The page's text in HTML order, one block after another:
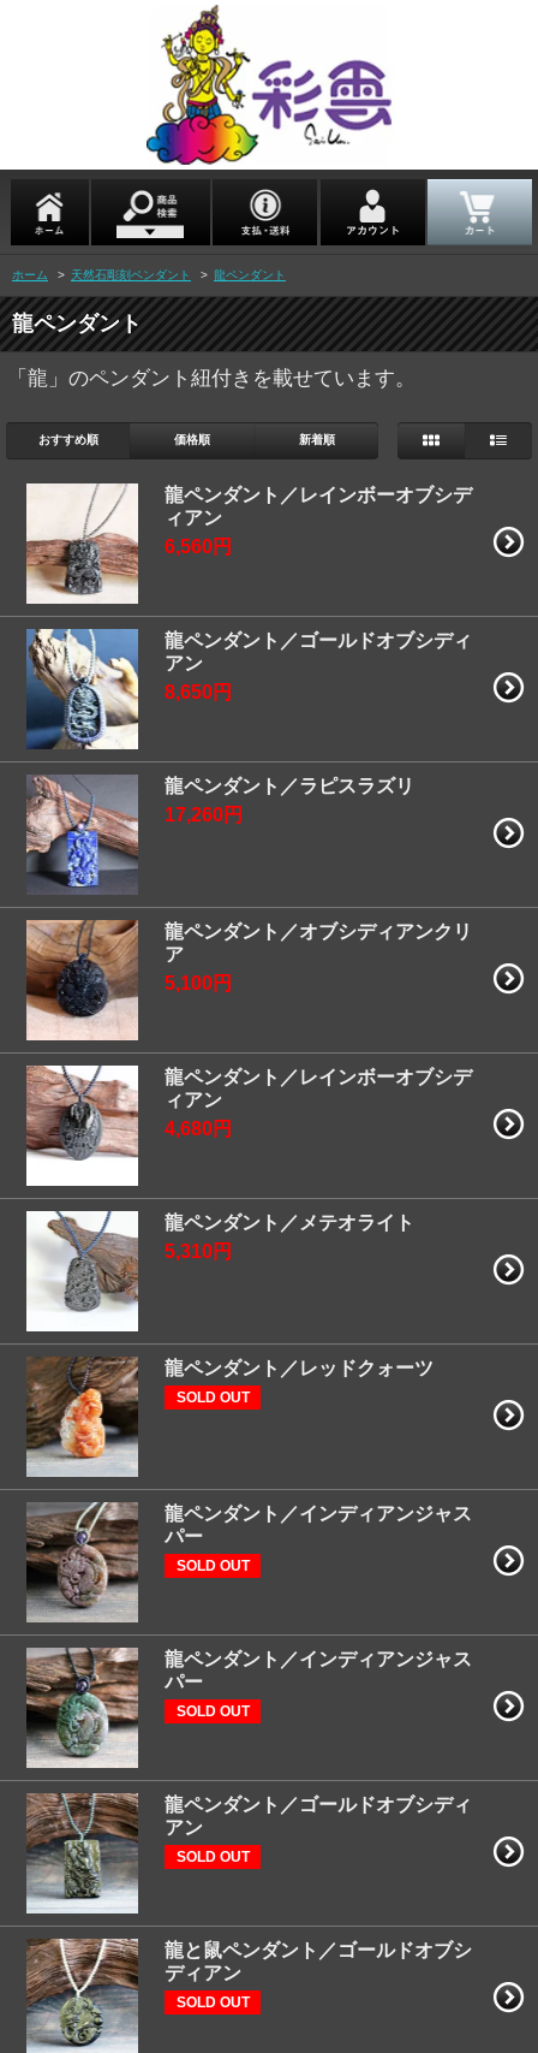
ホーム > 天然石彫刻ペンダント > 龍ペンダント
龍ペンダント
「龍」のペンダント紐付きを載せています。
おすすめ順 価格順 新着順
龍ペンダント／レインボーオブシデ
ィアン
6,560円
龍ペンダント／ゴールドオブシディ
アン
8,650円
龍ペンダント／ラピスラズリ
17,260円
龍ペンダント／オブシディアンクリ
ア
5,100円
龍ペンダント／レインボーオブシデ
ィアン
4,680円
龍ペンダント／メテオライト
5,310円
龍ペンダント／レッドクォーツ
SOLD OUT
龍ペンダント／インディアンジャス
パー
SOLD OUT
龍ペンダント／インディアンジャス
パー
SOLD OUT
龍ペンダント／ゴールドオブシディ
アン
SOLD OUT
龍と鼠ペンダント／ゴールドオブシ
ディアン
SOLD OUT